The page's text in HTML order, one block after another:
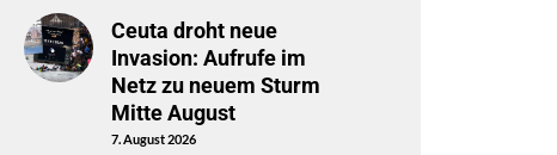
Ceuta droht neue
Invasion: Aufrufe im
Netz zu neuem Sturm
Mitte August
7. August 2026